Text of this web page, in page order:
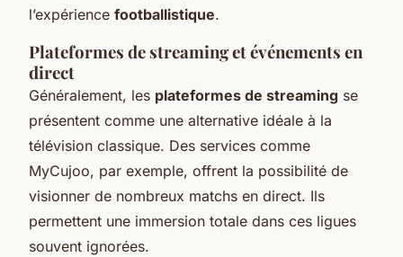
l’expérience footballistique.
Plateformes de streaming et événements en
direct
Généralement, les plateformes de streaming se
présentent comme une alternative idéale à la
télévision classique. Des services comme
MyCujoo, par exemple, offrent la possibilité de
visionner de nombreux matchs en direct. Ils
permettent une immersion totale dans ces ligues
souvent ignorées.